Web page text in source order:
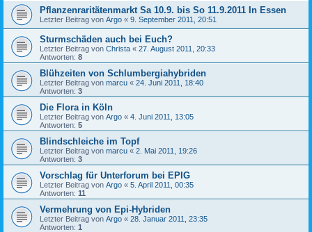
Pflanzenraritätenmarkt Sa 10.9. bis So 11.9.2011 In Essen
Letzter Beitrag von Argo « 9. September 2011, 20:51
Sturmschäden auch bei Euch?
Letzter Beitrag von Christa « 27. August 2011, 20:33
Antworten: 8
Blühzeiten von Schlumbergiahybriden
Letzter Beitrag von marcu « 24. Juni 2011, 18:40
Antworten: 3
Die Flora in Köln
Letzter Beitrag von Argo « 4. Juni 2011, 13:05
Antworten: 5
Blindschleiche im Topf
Letzter Beitrag von marcu « 2. Mai 2011, 19:26
Antworten: 3
Vorschlag für Unterforum bei EPIG
Letzter Beitrag von Argo « 5. April 2011, 00:35
Antworten: 11
Vermehrung von Epi-Hybriden
Letzter Beitrag von Argo « 28. Januar 2011, 23:35
Antworten: 1